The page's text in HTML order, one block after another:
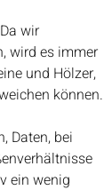
wir
wird es immer
und Hölzer,
können.
Daten, bei
ein wenig